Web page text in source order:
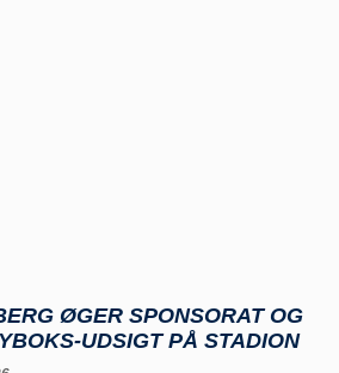
ØGER SPONSORAT OG
UDSIGT PÅ STADION